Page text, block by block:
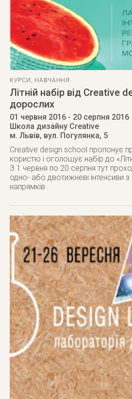
КУРСИ НАВЧАННЯ
Літній набір від Creative
дорослих
01 червня 2016 - 20 серпня 2016
Школа дизайну Creative
м. Львів, вул. Погулянка, 5
Creative design school пропонує
користю і оголошує набір до
З 1 червня по 20 серпня тут
одно- або двотижневі інтенсиви з
напрямків